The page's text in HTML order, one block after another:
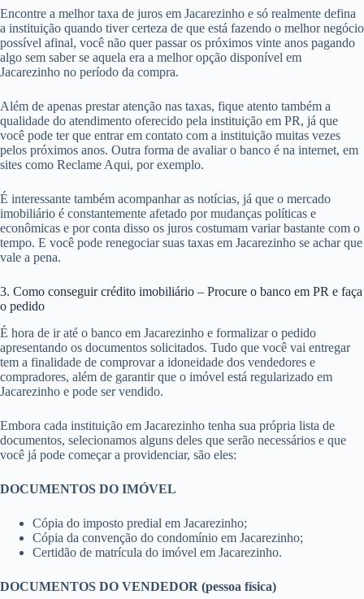
Encontre a melhor taxa de juros em Jacarezinho e só realmente defina
a instituição quando tiver certeza de que está fazendo o melhor negócio
possível afinal, você não quer passar os próximos vinte anos pagando
algo sem saber se aquela era a melhor opção disponível em
Jacarezinho no período da compra.
Além de apenas prestar atenção nas taxas, fique atento também a
qualidade do atendimento oferecido pela instituição em PR, já que
você pode ter que entrar em contato com a instituição muitas vezes
pelos próximos anos. Outra forma de avaliar o banco é na internet, em
sites como Reclame Aqui, por exemplo.
É interessante também acompanhar as notícias, já que o mercado
imobiliário é constantemente afetado por mudanças políticas e
econômicas e por conta disso os juros costumam variar bastante com o
tempo. E você pode renegociar suas taxas em Jacarezinho se achar que
vale a pena.
3. Como conseguir crédito imobiliário – Procure o banco em PR e faça
o pedido
É hora de ir até o banco em Jacarezinho e formalizar o pedido
apresentando os documentos solicitados. Tudo que você vai entregar
tem a finalidade de comprovar a idoneidade dos vendedores e
compradores, além de garantir que o imóvel está regularizado em
Jacarezinho e pode ser vendido.
Embora cada instituição em Jacarezinho tenha sua própria lista de
documentos, selecionamos alguns deles que serão necessários e que
você já pode começar a providenciar, são eles:
DOCUMENTOS DO IMÓVEL
Cópia do imposto predial em Jacarezinho;
Cópia da convenção do condomínio em Jacarezinho;
Certidão de matrícula do imóvel em Jacarezinho.
DOCUMENTOS DO VENDEDOR (pessoa física)